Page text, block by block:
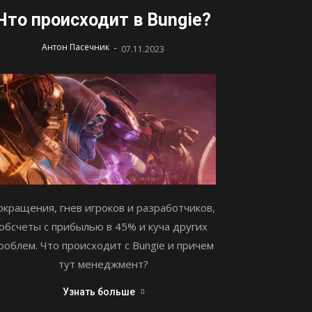
происходит в Bungie?
Антон Пасечник - 07.11.2023
гнев игроков и разработчиков,
с прибылью в 45% и куча других
Что происходит с Bungie и причем
тут менеджмент?
Узнать больше